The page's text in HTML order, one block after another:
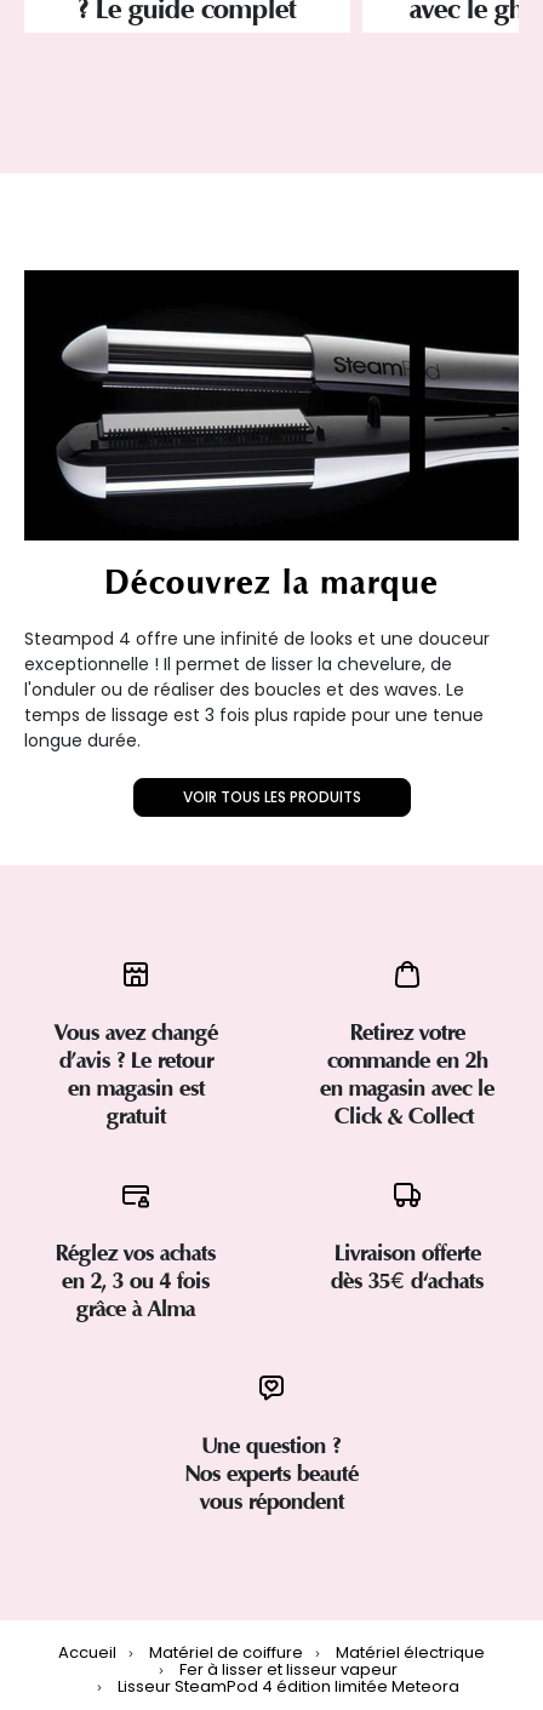
? Le guide complet avec le
Découvrez la marque
Steampod 4 offre une infinité de looks et une douceur
exceptionnelle ! Il permet de lisser la chevelure, de
l'onduler ou de réaliser des boucles et des waves. Le
temps de lissage est 3 fois plus rapide pour une tenue
longue durée.
VOIR TOUS LES PRODUITS
Vous avez changé
d’avis ? Le retour
en magasin est
gratuit
Retirez votre
commande en 2h
en magasin avec le
Click & Collect
Réglez vos achats
en 2, 3 ou 4 fois
grâce à Alma
Livraison offerte
dès 35€ d'achats
Une question ?
Nos experts beauté
vous répondent
Accueil Matériel de coiffure Matériel électrique
Fer à lisser et lisseur vapeur
Lisseur SteamPod 4 édition limitée Meteora